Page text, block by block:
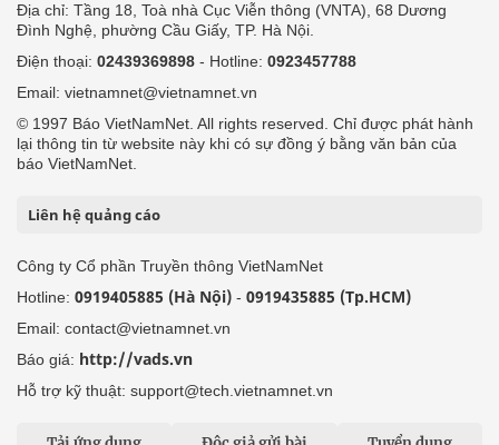
Địa chỉ: Tầng 18, Toà nhà Cục Viễn thông (VNTA), 68 Dương
Đình Nghệ, phường Cầu Giấy, TP. Hà Nội.
Điện thoại: 02439369898 - Hotline: 0923457788
Email: vietnamnet@vietnamnet.vn
© 1997 Báo VietNamNet. All rights reserved. Chỉ được phát hành
lại thông tin từ website này khi có sự đồng ý bằng văn bản của
báo VietNamNet.
Liên hệ quảng cáo
Công ty Cổ phần Truyền thông VietNamNet
Hotline: 0919405885 (Hà Nội) - 0919435885 (Tp.HCM)
Email: contact@vietnamnet.vn
Báo giá: http://vads.vn
Hỗ trợ kỹ thuật: support@tech.vietnamnet.vn